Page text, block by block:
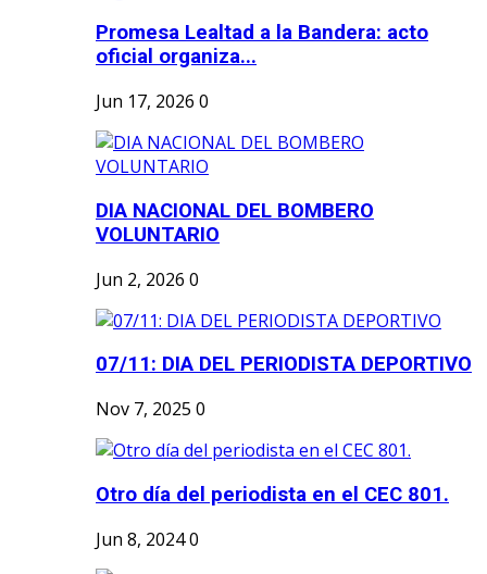
Promesa Lealtad a la Bandera: acto
oficial organiza...
Jun 17, 2026 0
DIA NACIONAL DEL BOMBERO
VOLUNTARIO
Jun 2, 2026 0
07/11: DIA DEL PERIODISTA DEPORTIVO
Nov 7, 2025 0
Otro día del periodista en el CEC 801.
Jun 8, 20240